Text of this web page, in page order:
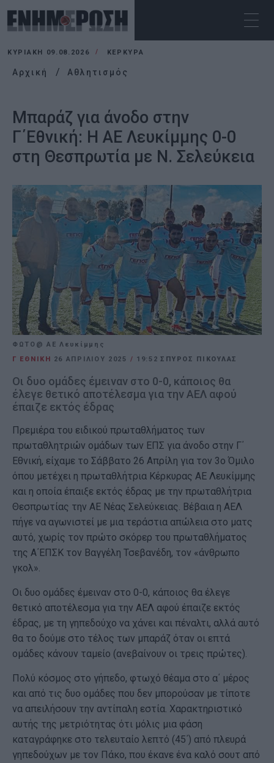
ΚΥΡΙΑΚΉ 09.08.2026 ΚΕΡΚΥΡΑ
Αρχική Αθλητισμός
Μπαράζ για άνοδο στην
Γ΄Εθνική: Η ΑΕ Λευκίμμης 0-0
στη Θεσπρωτία με Ν. Σελεύκεια
ΦΩΤΟ@ ΑΕ Λευκίμμης
Γ ΕΘΝΙΚΗ 26 ΑΠΡΙΛΊΟΥ 2025 / 19:52 ΣΠΥΡΟΣ ΠΙΚΟΥΛΑΣ
Οι δυο ομάδες έμειναν στο 0-0, κάποιος θα
έλεγε θετικό αποτέλεσμα για την ΑΕΛ αφού
έπαιζε εκτός έδρας
Πρεμιέρα του ειδικού πρωταθλήματος των
πρωταθλητριών ομάδων των ΕΠΣ για άνοδο στην Γ΄
Εθνική, είχαμε το Σάββατο 26 Απρίλη για τον 3ο Όμιλο
όπου μετέχει η πρωταθλήτρια Κέρκυρας ΑΕ Λευκίμμης
και η οποία έπαιξε εκτός έδρας με την πρωταθλήτρια
Θεσπρωτίας την ΑΕ Νέας Σελεύκειας. Βέβαια η ΑΕΛ
πήγε να αγωνιστεί με μια τεράστια απώλεια στο ματς
αυτό, χωρίς τον πρώτο σκόρερ του πρωταθλήματος
της Α΄ΕΠΣΚ τον Βαγγέλη Τσεβανέδη, τον «άνθρωπο
γκολ».
Οι δυο ομάδες έμειναν στο 0-0, κάποιος θα έλεγε
θετικό αποτέλεσμα για την ΑΕΛ αφού έπαιζε εκτός
έδρας, με τη γηπεδούχο να χάνει και πέναλτι, αλλά αυτό
θα το δούμε στο τέλος των μπαράζ όταν οι επτά
ομάδες κάνουν ταμείο (ανεβαίνουν οι τρεις πρώτες).
Πολύ κόσμος στο γήπεδο, φτωχό θέαμα στο α΄ μέρος
και από τις δυο ομάδες που δεν μπορούσαν με τίποτε
να απειλήσουν την αντίπαλη εστία. Χαρακτηριστικό
αυτής της μετριότητας ότι μόλις μια φάση
καταγράφηκε στο τελευταίο λεπτό (45΄) από πλευρά
γηπεδούχων με τον Πάκο, που έκανε ένα καλό σουτ από